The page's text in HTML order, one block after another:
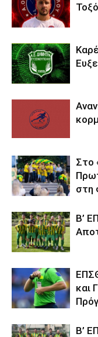
Στο
στη
Β’
και
Β’